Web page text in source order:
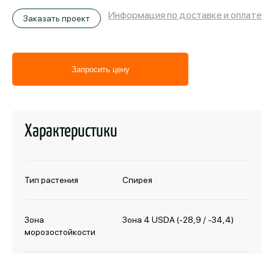
Заказать проект Информация по доставке и оплате
Запросить цену
Характеристики
Тип растения Спирея
Зона
морозостойкости
Зона 4 USDA (-28,9 / -34,4)